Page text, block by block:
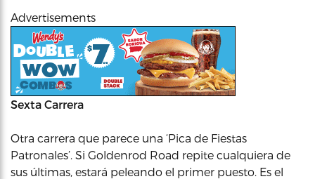
Advertisements
Sexta Carrera
Otra carrera que parece una ‘Pica de Fiestas
Patronales’. Si Goldenrod Road repite cualquiera de
sus últimas, estará peleando el primer puesto. Es el